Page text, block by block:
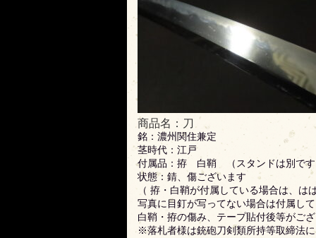
商品名：刀
銘：濃州関住兼定
茎時代：江戸
付属品：拵 白鞘 （スタンドは別で
状態：錆、傷ございます
（ 拵・白鞘が付属している場合は、
写真に目釘が写ってない場合は付属し
白鞘・拵の傷み、テープ貼付後等がご
※落札者様は銃砲刀剣類所持等取締法